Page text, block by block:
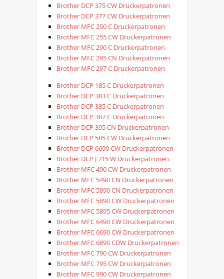
Brother DCP 375 CW Druckerpatronen
Brother DCP 377 CW Druckerpatronen
Brother MFC 250 C Druckerpatronen
Brother MFC 255 CW Druckerpatronen
Brother MFC 290 C Druckerpatronen
Brother MFC 295 CN Druckerpatronen
Brother MFC 297 C Druckerpatronen
Brother DCP 185 C Druckerpatronen
Brother DCP 383 C Druckerpatronen
Brother DCP 385 C Druckerpatronen
Brother DCP 387 C Druckerpatronen
Brother DCP 395 CN Druckerpatronen
Brother DCP 585 CW Druckerpatronen
Brother DCP 6690 CW Druckerpatronen
Brother DCP J 715 W Druckerpatronen
Brother MFC 490 CW Druckerpatronen
Brother MFC 5490 CN Druckerpatronen
Brother MFC 5890 CN Druckerpatronen
Brother MFC 5890 CW Druckerpatronen
Brother MFC 5895 CW Druckerpatronen
Brother MFC 6490 CW Druckerpatronen
Brother MFC 6690 CW Druckerpatronen
Brother MFC 6890 CDW Druckerpatronen
Brother MFC 790 CW Druckerpatronen
Brother MFC 795 CW Druckerpatronen
Brother MFC 990 CW Druckerpatronen